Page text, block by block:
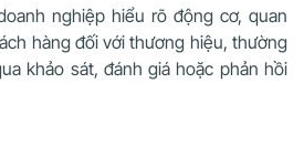
nghiệp hiểu rõ động cơ, quan
hàng đối với thương hiệu, thường
khảo sát, đánh giá hoặc phản hồi